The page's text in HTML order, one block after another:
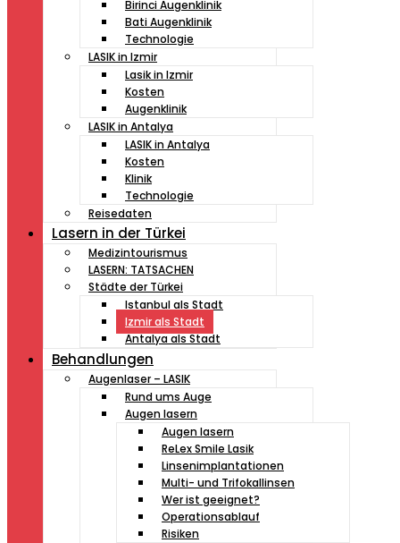
Birinci Augenklinik
Bati Augenklinik
Technologie
LASIK in Izmir
Lasik in Izmir
Kosten
Augenklinik
LASIK in Antalya
LASIK in Antalya
Kosten
Klinik
Technologie
Reisedaten
Lasern in der Türkei
Medizintourismus
LASERN: TATSACHEN
Städte der Türkei
Istanbul als Stadt
Izmir als Stadt
Antalya als Stadt
Behandlungen
Augenlaser – LASIK
Rund ums Auge
Augen lasern
Augen lasern
ReLex Smile Lasik
Linsenimplantationen
Multi- und Trifokallinsen
Wer ist geeignet?
Operationsablauf
Risiken